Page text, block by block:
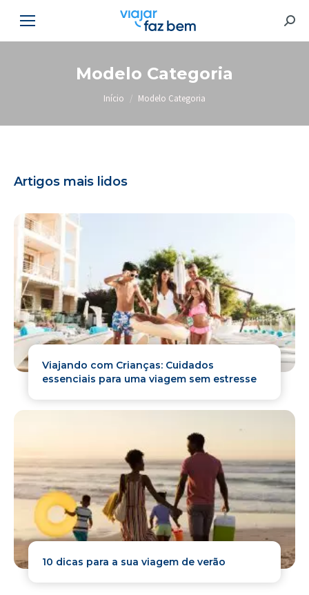
Modelo Categoria
Você está aqui:
Início Modelo Categoria
Artigos mais lidos
Viajando com Crianças: Cuidados
essenciais para uma viagem sem estresse
10 dicas para a sua viagem de verão